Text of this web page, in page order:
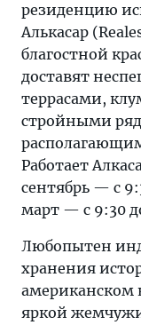
резиденцию
Алькасар
благостной
доставят
террасами,
стройными
Работает
сентябрь — с
март — с 9:30
Любопытен
хранения
американском
яркой